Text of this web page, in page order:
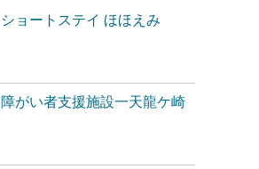
ショートステイ ほほえみ
障がい者支援施設一天龍ケ崎